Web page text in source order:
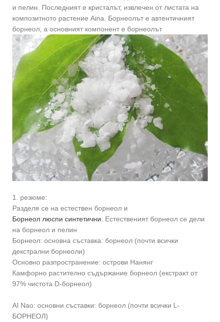
и пелин. Последният е кристалът, извлечен от листата на
композитното растение Aina. Борнеолът е автентичният
борнеол, а основният компонент е борнеолът
1. резюме:
Разделя се на естествен борнеол и
Борнеол люспи синтетични . Естественият борнеол се дели
на борнеол и пелин
Борнеол: основна съставка: борнеол (почти всички
декстрални борнеоли)
Основно разпространение: острови Нанянг
Камфорно растително съдържание борнеол (екстракт от
97% чистота D-борнеол)
AI Nao: основни съставки: борнеол (почти всички L-
БОРНЕОЛ)